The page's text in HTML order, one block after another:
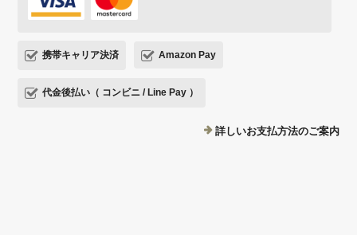
携帯キャリア決済 Amazon Pay
代金後払い（ コンビニ / Line Pay ）
詳しいお支払方法のご案内